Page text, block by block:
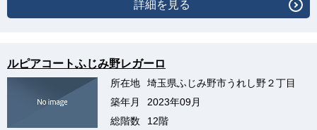
詳細を見る
ルピアコートふじみ野レガーロ
所在地
埼玉県ふじみ野市うれし野２丁目
築年月
2023年09月
総階数
12階